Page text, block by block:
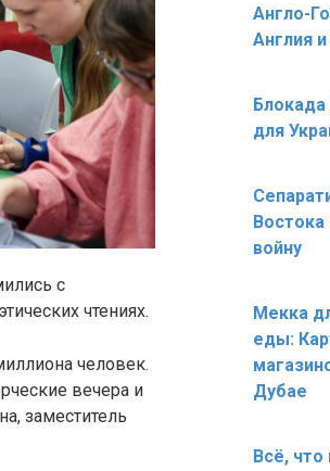
с
чтениях.
человек.
вечера и
заместитель
Англо-
Англия
для
войну
Мекка
еды:
Дубае
Всё, что